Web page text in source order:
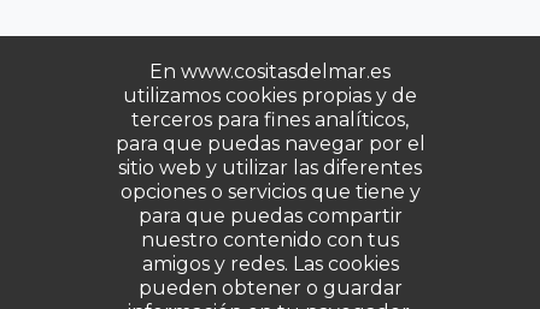
Copyrights © 2025. Todos los derechos
reservados.
Desarrollado porGabala
En www.cositasdelmar.es
utilizamos cookies propias y de
terceros para fines analíticos,
para que puedas navegar por el
sitio web y utilizar las diferentes
opciones o servicios que tiene y
para que puedas compartir
nuestro contenido con tus
amigos y redes. Las cookies
pueden obtener o guardar